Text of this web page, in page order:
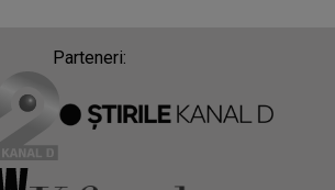
Parteneri: